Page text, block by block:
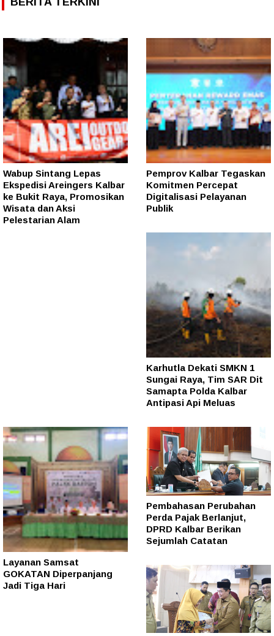
Wabup Sintang Lepas
Ekspedisi Areingers Kalbar
ke Bukit Raya, Promosikan
Wisata dan Aksi
Pelestarian Alam
Pemprov Kalbar Tegaskan
Komitmen Percepat
Digitalisasi Pelayanan
Publik
Karhutla Dekati SMKN 1
Sungai Raya, Tim SAR Dit
Samapta Polda Kalbar
Antipasi Api Meluas
Layanan Samsat
GOKATAN Diperpanjang
Jadi Tiga Hari
Pembahasan Perubahan
Perda Pajak Berlanjut,
DPRD Kalbar Berikan
Sejumlah Catatan